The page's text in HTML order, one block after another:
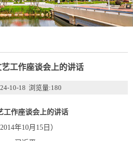
工作座谈会上的讲话
10-18 浏览量:180
工作座谈会上的讲话
2014年10月15日）